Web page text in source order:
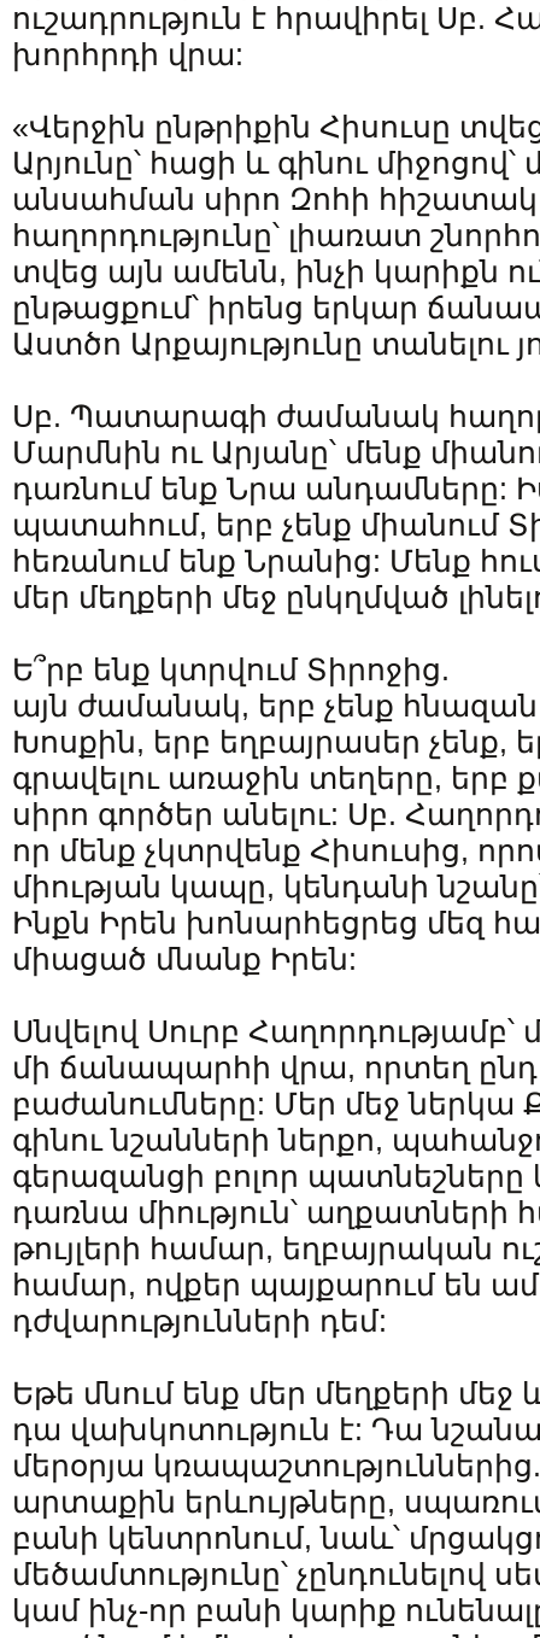
ուշադրություն է հրավիրել Սբ.
խորհրդի վրա:
«Վերջին ընթրիքին Հիսուսը
Արյունը՝ հացի և գինու միջոցով՝
անսահման սիրո Զոհի
հաղորդությունը՝ լիառատ
տվեց այն ամենն, ինչի կարիքն
ընթացքում՝ իրենց երկար
Աստծո Արքայությունը տանելու
Սբ. Պատարագի ժամանակ
Մարմնին ու Արյանը՝ մենք
դառնում ենք Նրա անդամները:
պատահում, երբ չենք միանում
հեռանում ենք Նրանից: Մենք
մեր մեղքերի մեջ ընկղմված
Ե՞րբ ենք կտրվում Տիրոջից.
այն ժամանակ, երբ չենք
Խոսքին, երբ եղբայրասեր չենք,
գրավելու առաջին տեղերը, երբ
սիրո գործեր անելու: Սբ.
որ մենք չկտրվենք Հիսուսից,
միության կապը, կենդանի
Ինքն Իրեն խոնարհեցրեց մեզ
միացած մնանք Իրեն:
Սնվելով Սուրբ Հաղորդությամբ՝
մի ճանապարհի վրա, որտեղ
բաժանումները: Մեր մեջ ներկա
գինու նշանների ներքո,
գերազանցի բոլոր
դառնա միություն՝ աղքատների
թույլերի համար, եղբայրական
համար, ովքեր պայքարում են
դժվարությունների դեմ:
Եթե մնում ենք մեր մեղքերի
դա վախկոտություն է: Դա
մերօրյա
արտաքին երևույթները,
բանի կենտրոնում, նաև՝
մեծամտությունը՝ չընդունելով
կամ ինչ-որ բանի կարիք